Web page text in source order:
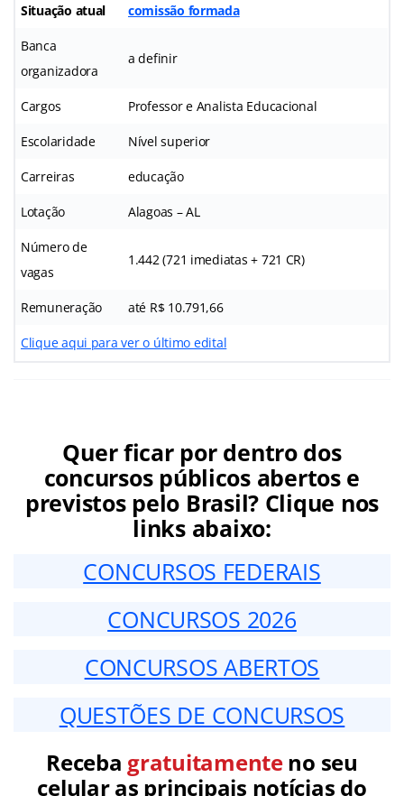
Situação atual comissão formada
Banca
organizadora
a definir
Cargos Professor e Analista Educacional
Escolaridade Nível superior
Carreiras educação
Lotação Alagoas – AL
Número de
vagas
1.442 (721 imediatas + 721 CR)
Remuneração até R$ 10.791,66
Clique aqui para ver o último edital
Quer ficar por dentro dos
concursos públicos abertos e
previstos pelo Brasil? Clique nos
links abaixo:
CONCURSOS FEDERAIS
CONCURSOS 2026
CONCURSOS ABERTOS
QUESTÕES DE CONCURSOS
Receba gratuitamenteno seu
celular as principais notícias do